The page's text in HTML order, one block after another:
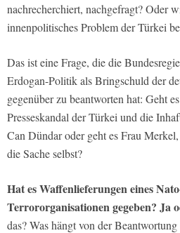
nachrecherchiert, nachgefragt? Oder
innenpolitisches Problem der Türkei
Das ist eine Frage, die die
Erdogan-Politik als Bringschuld der
gegenüber zu beantworten hat: Geht
Presseskandal der Türkei und die
Can Dündar oder geht es Frau
die Sache selbst?
Hat es Waffenlieferungen eines
Terrororganisationen gegeben? Ja
das? Was hängt von der